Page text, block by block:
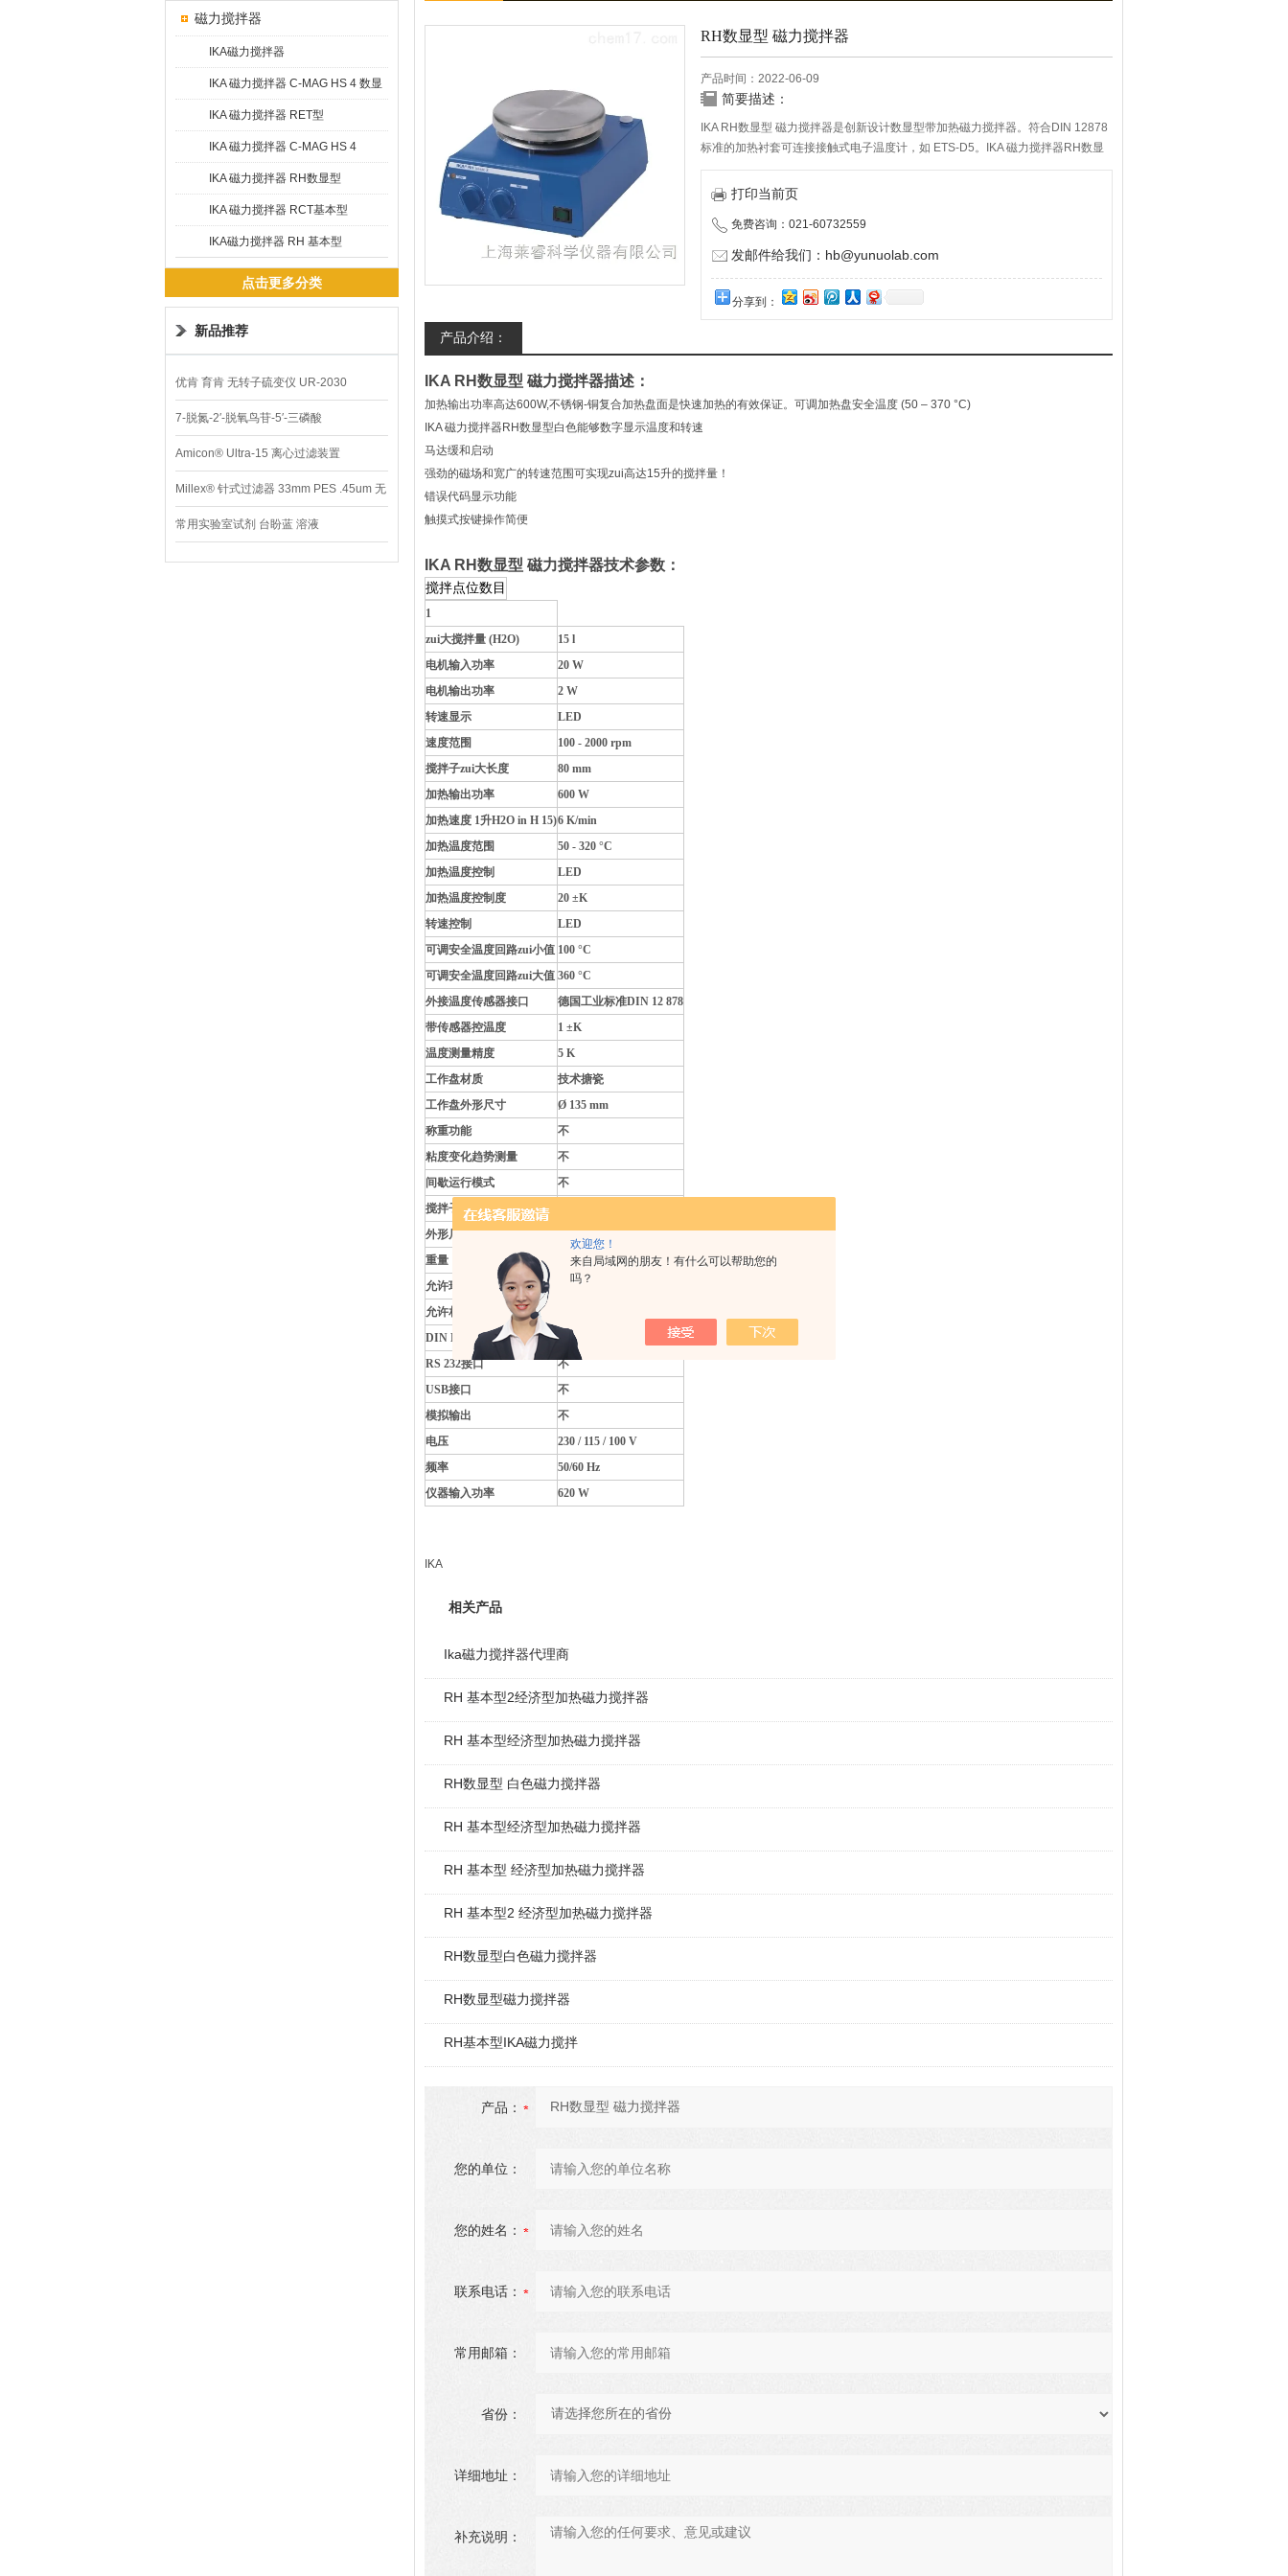
欢迎您！
来自局域网的朋友！有什么可以帮助您的
吗？
磁力搅拌器
IKA磁力搅拌器
IKA 磁力搅拌器 C-MAG HS 4 数显
型IKA 磁力搅拌器 RET型
IKA 磁力搅拌器 C-MAG HS 4
IKAMAG®
IKA 磁力搅拌器 RH数显型
IKA 磁力搅拌器 RCT基本型
IKA磁力搅拌器 RH 基本型
点击更多分类
新品推荐
优肯 育肯 无转子硫变仪 UR-2030
7-脱氮-2′-脱氧鸟苷-5′-三磷酸
Amicon® Ultra-15 离心过滤装置
Millex® 针式过滤器 33mm PES .45um 无
菌
常用实验室试剂 台盼蓝 溶液
RH数显型 磁力搅拌器
产品时间：2022-06-09
简要描述：
IKA RH数显型 磁力搅拌器是创新设计数显型带加热磁力搅拌器。符合DIN 12878
标准的加热衬套可连接接触式电子温度计，如 ETS-D5。IKA 磁力搅拌器RH数显
型可连接置于样品中的温度传感器进行高度的温度控制。
打印当前页
免费咨询：021-60732559
发邮件给我们：hb@yunuolab.com
分享到：
产品介绍：
IKA RH数显型 磁力搅拌器描述：
加热输出功率高达600W,不锈钢-铜复合加热盘面是快速加热的有效保证。可调加热盘安全温度 (50 – 370 °C)
IKA 磁力搅拌器RH数显型白色能够数字显示温度和转速
马达缓和启动
强劲的磁场和宽广的转速范围可实现zui高达15升的搅拌量！
错误代码显示功能
触摸式按键操作简便
IKA RH数显型 磁力搅拌器技术参数：
搅拌点位数目
1
zui大搅拌量 (H2O)
15 l
电机输入功率
20 W
电机输出功率
2 W
转速显示
LED
速度范围
100 - 2000 rpm
搅拌子zui大长度
80 mm
加热输出功率
600 W
加热速度 1升H2O in H 15)6 K/min
加热温度范围
50 - 320 °C
加热温度控制
LED
加热温度控制度
20 ±K
转速控制
LED
可调安全温度回路zui小值 100 °C
可调安全温度回路zui大值 360 °C
外接温度传感器接口
德国工业标准DIN 12 878
带传感器控温度
1 ±K
温度测量精度
5 K
工作盘材质
技术搪瓷
工作盘外形尺寸
Ø 135 mm
称重功能
不
粘度变化趋势测量
不
间歇运行模式
不
搅拌子跳子检测
外形尺寸
160 x 100 x 250 mm
重量
2.8 kg
允许环境温度
5 - 40 °C
允许相对湿度
DIN EN 60529 保护方式
IP 21
RS 232接口
不
USB接口
不
模拟输出
不
电压
230 / 115 / 100 V
频率
50/60 Hz
仪器输入功率
620 W
IKA
相关产品
Ika磁力搅拌器代理商
RH 基本型2经济型加热磁力搅拌器
RH 基本型经济型加热磁力搅拌器
RH数显型 白色磁力搅拌器
RH 基本型经济型加热磁力搅拌器
RH 基本型 经济型加热磁力搅拌器
RH 基本型2 经济型加热磁力搅拌器
RH数显型白色磁力搅拌器
RH数显型磁力搅拌器
RH基本型IKA磁力搅拌
产品：
您的单位：
您的姓名：
联系电话：
常用邮箱：
省份：
详细地址：
补充说明：